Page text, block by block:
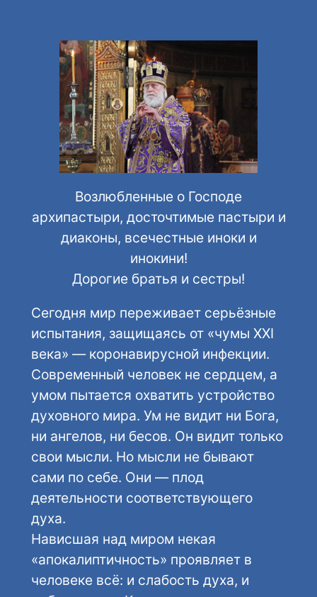
Возлюбленные о Господе
архипастыри, досточтимые пастыри и
диаконы, всечестные иноки и
инокини!
Дорогие братья и сестры!
Сегодня мир переживает серьёзные
испытания, защищаясь от «чумы XXI
века» — коронавирусной инфекции.
Современный человек не сердцем, а
умом пытается охватить устройство
духовного мира. Ум не видит ни Бога,
ни ангелов, ни бесов. Он видит только
свои мысли. Но мысли не бывают
сами по себе. Они — плод
деятельности соответствующего
духа.
Нависшая над миром некая
«апокалиптичность» проявляет в
человеке всё: и слабость духа, и